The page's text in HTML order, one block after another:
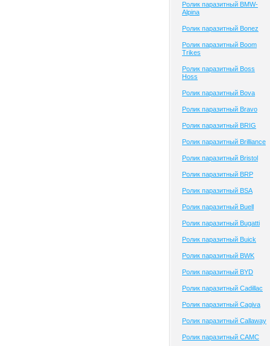
Ролик паразитный BMW-
Alpina
Ролик паразитный Bonez
Ролик паразитный Boom
Trikes
Ролик паразитный Boss
Hoss
Ролик паразитный Bova
Ролик паразитный Bravo
Ролик паразитный BRIG
Ролик паразитный Brilliance
Ролик паразитный Bristol
Ролик паразитный BRP
Ролик паразитный BSA
Ролик паразитный Buell
Ролик паразитный Bugatti
Ролик паразитный Buick
Ролик паразитный BWK
Ролик паразитный BYD
Ролик паразитный Cadillac
Ролик паразитный Cagiva
Ролик паразитный Callaway
Ролик паразитный CAMC